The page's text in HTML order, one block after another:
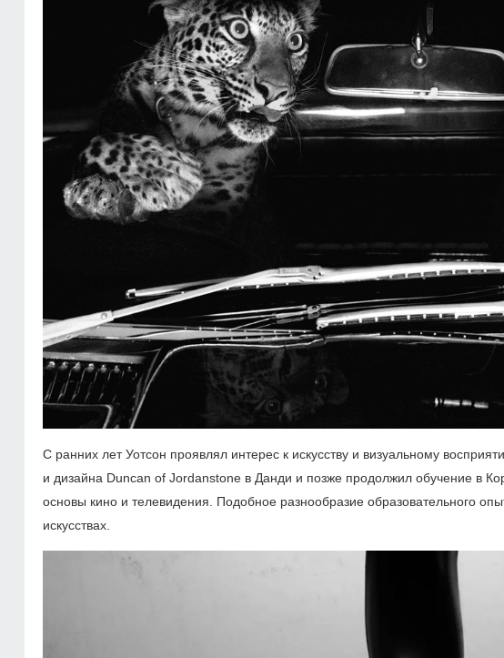
С ранних лет Уотсон проявлял интерес к искусству и визуальному
и дизайна Duncan of Jordanstone в Данди и позже продолжил обучение в
основы кино и телевидения. Подобное разнообразие образовательного
искусствах.